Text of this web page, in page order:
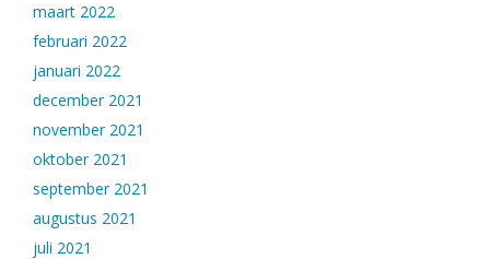
maart 2022
februari 2022
januari 2022
december 2021
november 2021
oktober 2021
september 2021
augustus 2021
juli 2021